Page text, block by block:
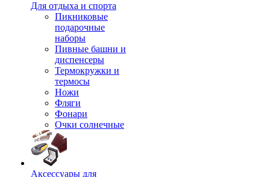
Для отдыха и спорта
Пикниковые
подарочные
наборы
Пивные башни и
диспенсеры
Термокружки и
термосы
Ножи
Фляги
Фонари
Очки солнечные
Аксессуары для